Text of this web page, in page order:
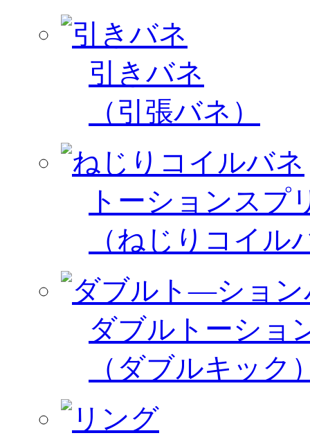
引きバネ
（引張バネ）
トーションスプ
（ねじりコイル
ダブルトーショ
（ダブルキック